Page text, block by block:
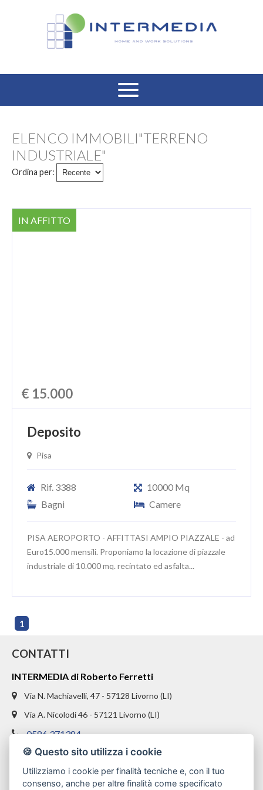
VENDITA RESIDENZIALE
AFFITTO RESIDENZIALE
VENDITA COMMERCIALE
AFFITTO COMMERCIALE
ELENCO IMMOBILI"TERRENO
INDUSTRIALE"
Ordina per:
IN AFFITTO
€ 15.000
Deposito
Pisa
Rif. 3388
10000 Mq
Bagni
Camere
PISA AEROPORTO - AFFITTASI AMPIO PIAZZALE - ad
Euro15.000 mensili. Proponiamo la locazione di piazzale
industriale di 10.000 mq. recintato ed asfalta...
1
CONTATTI
INTERMEDIA di Roberto Ferretti
Via N. Machiavelli, 47 - 57128 Livorno (LI)
Via A. Nicolodi 46 - 57121 Livorno (LI)
0586 371384
328 1654969
info@intermediaimmobiliare.com
🍪 Questo sito utilizza i cookie
Utilizziamo i cookie per finalità tecniche e, con il tuo
consenso, anche per altre finalità come specificato